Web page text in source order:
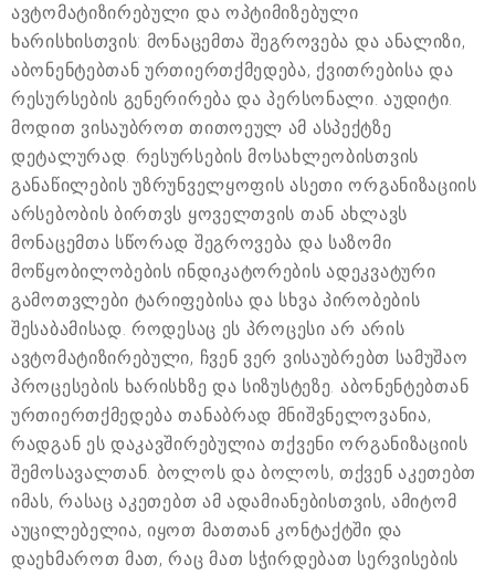
ავტომატიზირებული და ოპტიმიზებული
ხარისხისთვის: მონაცემთა შეგროვება და ანალიზი,
აბონენტებთან ურთიერთქმედება, ქვითრებისა და
რესურსების გენერირება და პერსონალი. აუდიტი.
მოდით ვისაუბროთ თითოეულ ამ ასპექტზე
დეტალურად. რესურსების მოსახლეობისთვის
განაწილების უზრუნველყოფის ასეთი ორგანიზაციის
არსებობის ბირთვს ყოველთვის თან ახლავს
მონაცემთა სწორად შეგროვება და საზომი
მოწყობილობების ინდიკატორების ადეკვატური
გამოთვლები ტარიფებისა და სხვა პირობების
შესაბამისად. როდესაც ეს პროცესი არ არის
ავტომატიზირებული, ჩვენ ვერ ვისაუბრებთ სამუშაო
პროცესების ხარისხზე და სიზუსტეზე. აბონენტებთან
ურთიერთქმედება თანაბრად მნიშვნელოვანია,
რადგან ეს დაკავშირებულია თქვენი ორგანიზაციის
შემოსავალთან. ბოლოს და ბოლოს, თქვენ აკეთებთ
იმას, რასაც აკეთებთ ამ ადამიანებისთვის, ამიტომ
აუცილებელია, იყოთ მათთან კონტაქტში და
დაეხმაროთ მათ, რაც მათ სჭირდებათ სერვისების